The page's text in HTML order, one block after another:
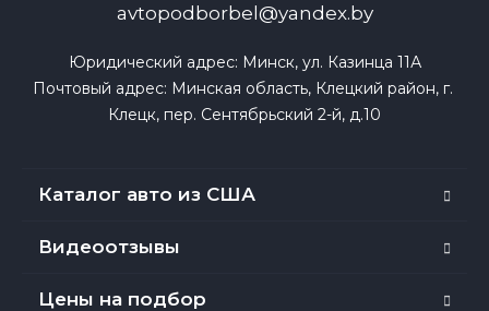
avtopodborbel@yandex.by
Юридический адрес: Минск, ул. Казинца 11А
Почтовый адрес: Минская область, Клецкий район, г.
Клецк, пер. Сентябрьский 2-й, д.10
Каталог авто из США
Видеоотзывы
Цены на подбор